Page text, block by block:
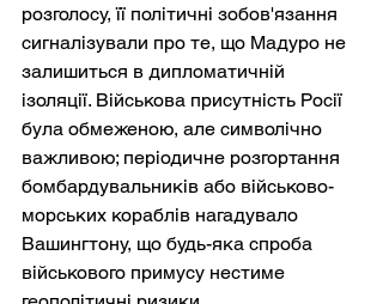
розголосу, її політичні зобов'язання
сигналізували про те, що Мадуро не
залишиться в дипломатичній
ізоляції. Військова присутність Росії
була обмеженою, але символічно
важливою; періодичне розгортання
бомбардувальників або військово-
морських кораблів нагадувало
Вашингтону, що будь-яка спроба
військового примусу нестиме